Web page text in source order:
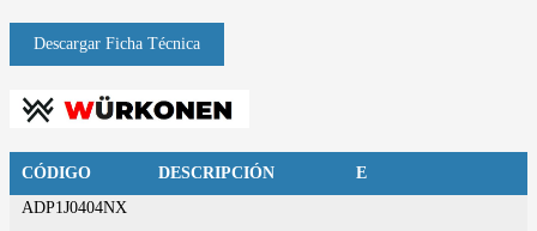
CÓDIGO DESCRIPCIÓN
E
ADP1J0404NX